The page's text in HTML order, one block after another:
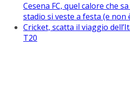
Cesena FC, quel calore che
stadio si veste a festa (e non
Cricket, scatta il viaggio
T20